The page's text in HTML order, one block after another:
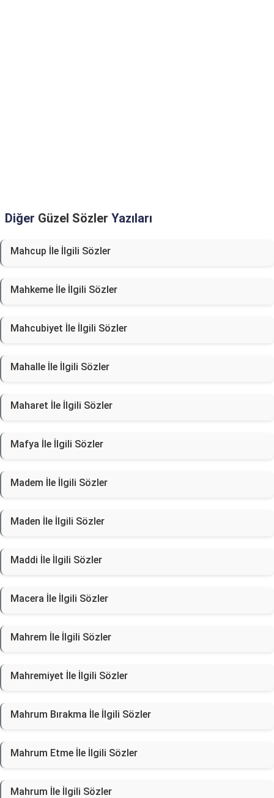
Diğer Güzel Sözler Yazıları
Mahcup İle İlgili Sözler
Mahkeme İle İlgili Sözler
Mahcubiyet İle İlgili Sözler
Mahalle İle İlgili Sözler
Maharet İle İlgili Sözler
Mafya İle İlgili Sözler
Madem İle İlgili Sözler
Maden İle İlgili Sözler
Maddi İle İlgili Sözler
Macera İle İlgili Sözler
Mahrem İle İlgili Sözler
Mahremiyet İle İlgili Sözler
Mahrum Bırakma İle İlgili Sözler
Mahrum Etme İle İlgili Sözler
Mahrum İle İlgili Sözler